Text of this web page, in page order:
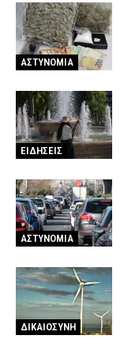
ΑΣΤΥΝΟΜΙΑ
ΕΙΔΗΣΕΙΣ
ΑΣΤΥΝΟΜΙΑ
ΔΙΚΑΙΟΣΥΝΗ